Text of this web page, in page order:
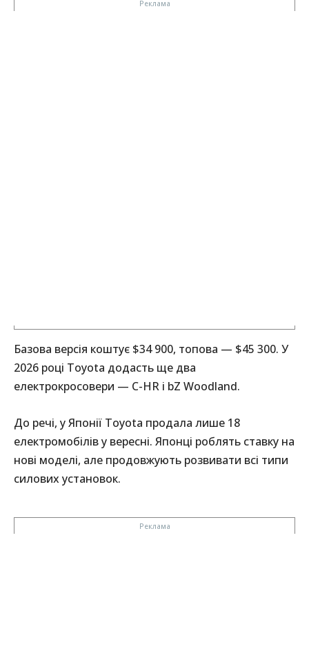
Базова версія коштує $34 900, топова — $45 300. У
2026 році Toyota додасть ще два
електрокросовери — C-HR і bZ Woodland.
До речі, у Японії Toyota продала лише 18
електромобілів у вересні. Японці роблять ставку на
нові моделі, але продовжують розвивати всі типи
силових установок.